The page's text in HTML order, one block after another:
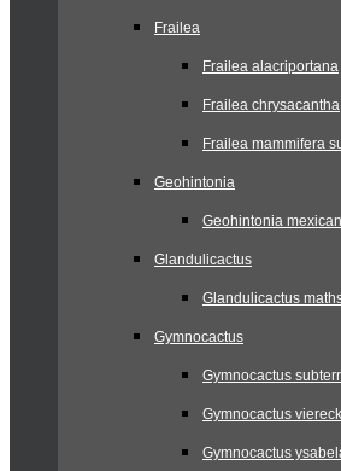
Frailea
Frailea alacriportana
Frailea chrysacantha
Frailea mammifera
Geohintonia
Geohintonia
Glandulicactus
Glandulicactus
Gymnocactus
Gymnocactus
Gymnocactus
Gymnocactus